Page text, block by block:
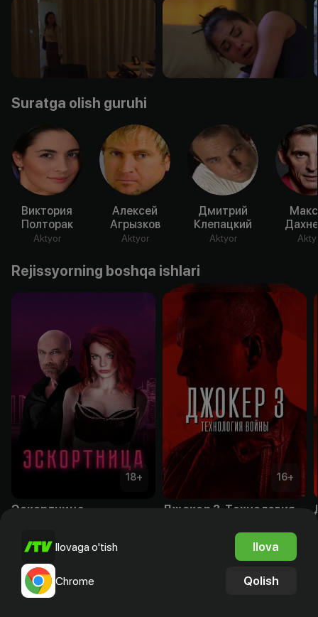
Suratga olish guruhi
Виктория
Полторак
Aktyor
Алексей
Агрызков
Aktyor
Дмитрий
Клепацкий
Aktyor
Rejissyorning boshqa ishlari
18+
Эскортница
16+
Ilovaga o'tish Ilova
Chrome Qolish